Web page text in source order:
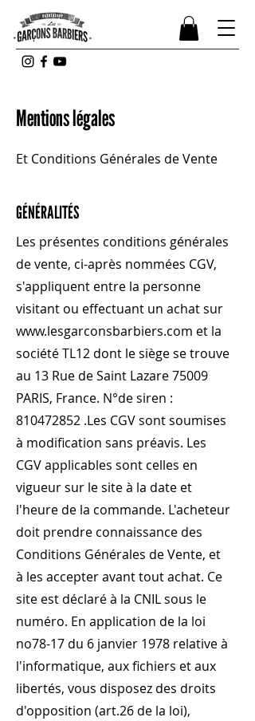
Mentions légales
Et Conditions Générales de Vente
GÉNÉRALITÉS
Les présentes conditions générales
de vente, ci-après nommées CGV,
s'appliquent entre la personne
visitant ou effectuant un achat sur
www.lesgarconsbarbiers.com et la
société TL12 dont le siège se trouve
au 13 Rue de Saint Lazare 75009
PARIS, France. N°de siren :
810472852 .Les CGV sont soumises
à modification sans préavis. Les
CGV applicables sont celles en
vigueur sur le site à la date et
l'heure de la commande. L'acheteur
doit prendre connaissance des
Conditions Générales de Vente, et
à les accepter avant tout achat. Ce
site est déclaré à la CNIL sous le
numéro. En application de la loi
no78-17 du 6 janvier 1978 relative à
l'informatique, aux fichiers et aux
libertés, vous disposez des droits
d'opposition (art.26 de la loi),